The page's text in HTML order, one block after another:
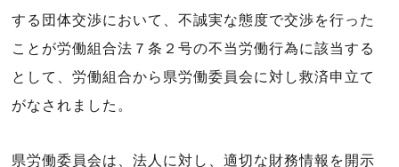
する団体交渉において、不誠実な態度で交渉を行った
ことが労働組合法７条２号の不当労働行為に該当する
として、労働組合から県労働委員会に対し救済申立て
がなされました。
県労働委員会は、法人に対し、適切な財務情報を開示